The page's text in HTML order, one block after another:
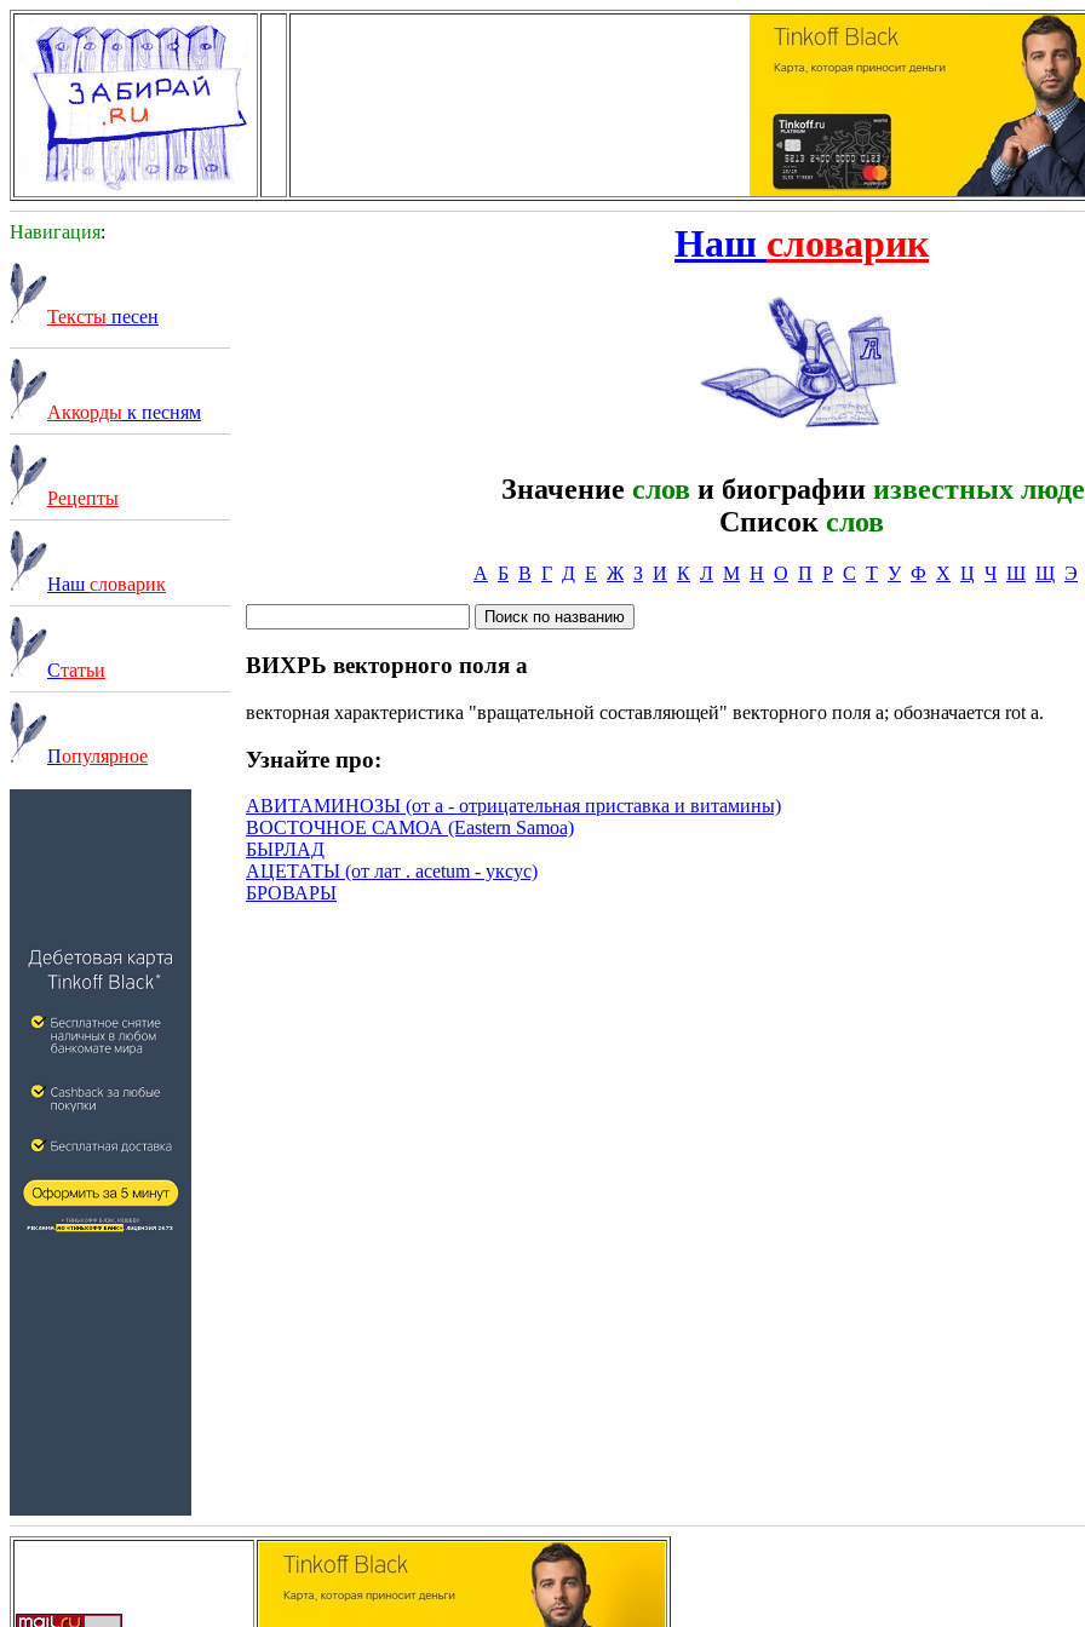
Навигация:
Тексты песен
Аккорды к песням
Рецепты
Наш словарик
Статьи
Популярное
Наш словарик
Значение слов и биографии известных
Список слов
А Б В Г Д Е Ж З И К Л М Н О П Р С Т У Ф Х Ц Ч Ш Щ Э
ВИХРЬ векторного поля а
векторная характеристика "вращательной составляющей" векторного поля а; обозначается rot а.
Узнайте про:
АВИТАМИНОЗЫ (от а - отрицательная приставка и витамины)
ВОСТОЧНОЕ САМОА (Eastern Samoa)
БЫРЛАД
АЦЕТАТЫ (от лат . acetum - уксус)
БРОВАРЫ